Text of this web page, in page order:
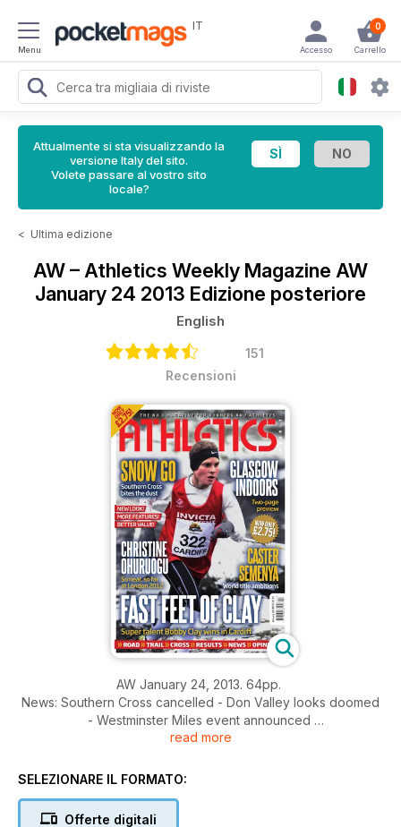
Menu
IT 0
Carrello
Accesso
Attualmente si sta visualizzando la
versione Italy del sito.
Volete passare al vostro sito
locale?
< Ultima edizione
AW – Athletics Weekly Magazine AW
January 24 2013 Edizione posteriore
English
151
Recensioni
AW January 24, 2013. 64pp.
News: Southern Cross cancelled - Don Valley looks doomed
- Westminster Miles event announced
Young Athlete: Hurdler Sawa Yamakawa
Action: McCain cross country from Cardiff
read more
SELEZIONARE IL FORMATO:
Offerte digitali